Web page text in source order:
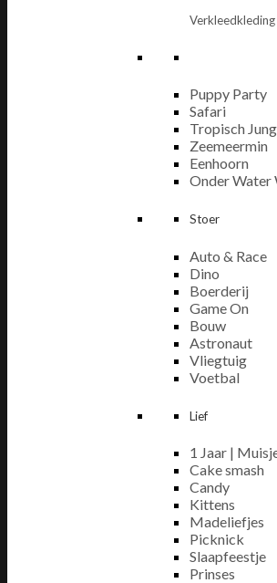
Verkleedkleding
Puppy Party
Safari
Tropisch
Zeemeermin
Eenhoorn
Onder Water
Stoer
Auto & Race
Dino
Boerderij
Game On
Bouw
Astronaut
Vliegtuig
Voetbal
Lief
1 Jaar |
Cake smash
Candy
Kittens
Madeliefjes
Picknick
Slaapfeestje
Prinses